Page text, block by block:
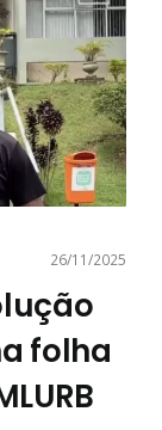
26/11/2025
folha